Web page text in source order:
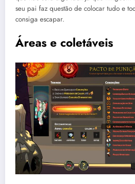
seu pai faz questão de colocar tudo e
consiga escapar.
Áreas e coletáveis